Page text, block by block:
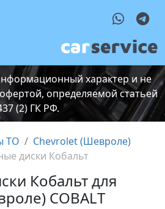
характер и не
определяемой статьей
(2) ГК РФ.
ТО
Chevrolet (Шевроле)
диски Кобальт
Кобальт для
COBALT